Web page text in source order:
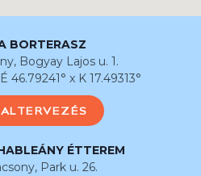
BORTERASZ
Bogyay Lajos u. 1.
46.79241° x K 17.49313°
ÉTTEREM
Park u. 26.